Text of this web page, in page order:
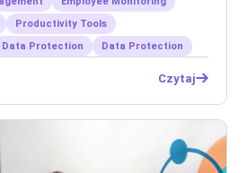
Productivity Tools
Data Protection Data Protection
Czytaj